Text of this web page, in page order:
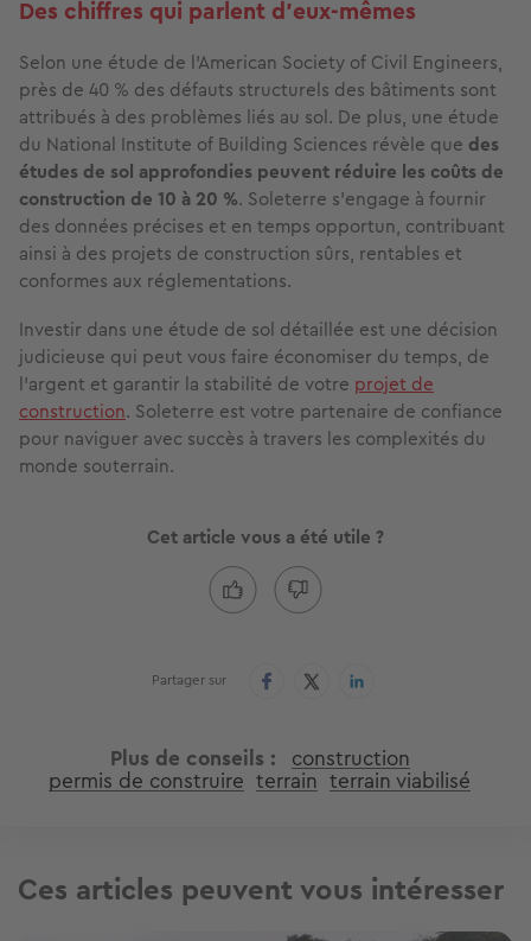
Des chiffres qui parlent d'eux-mêmes
Selon une étude de l'American Society of Civil Engineers,
près de 40 % des défauts structurels des bâtiments sont
attribués à des problèmes liés au sol. De plus, une étude
du National Institute of Building Sciences révèle que des
études de sol approfondies peuvent réduire les coûts de
construction de 10 à 20 %. Soleterre s'engage à fournir
des données précises et en temps opportun, contribuant
ainsi à des projets de construction sûrs, rentables et
conformes aux réglementations.
Investir dans une étude de sol détaillée est une décision
judicieuse qui peut vous faire économiser du temps, de
l'argent et garantir la stabilité de votre projet de
construction. Soleterre est votre partenaire de confiance
pour naviguer avec succès à travers les complexités du
monde souterrain.
Cet article vous a été utile ?
Partager sur
Plus de conseils construction
permis de construire terrain terrain viabilisé
Ces articles peuvent vous intéresser